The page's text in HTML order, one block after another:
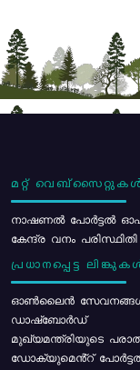
മറ്റ്
നാഷണൽ പോർട്ടൽ
കേന്ദ്ര വനം
പ്രധാനപ്പെട്ട
ഓൺലൈൻ
ഡാഷ്ബോർഡ്
മുഖ്യമന്ത്രിയുടെ
ഡോക്യുമെൻ്റ്